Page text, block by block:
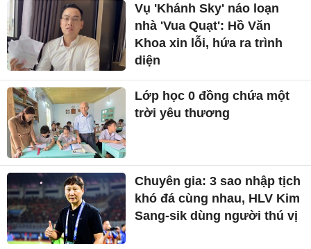
Vụ 'Khánh Sky' náo loạn
nhà 'Vua Quạt': Hồ Văn
Khoa xin lỗi, hứa ra trình
diện
Lớp học 0 đồng chứa một
trời yêu thương
Chuyên gia: 3 sao nhập tịch
khó đá cùng nhau, HLV Kim
Sang-sik dùng người thú vị